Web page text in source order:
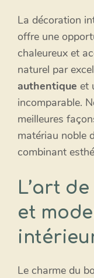
La décoration
offre une
chaleureux et
naturel par
authentique et
incomparable.
meilleures
matériau noble
combinant
L’art
et
Le charme du